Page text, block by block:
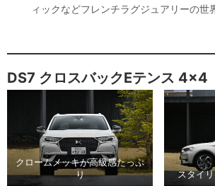
ィックなどフレンチラグジュアリーの世
DS7 クロスバックEテンス 4×4
クロームメッキが高級感たっぷ
り
スタイ